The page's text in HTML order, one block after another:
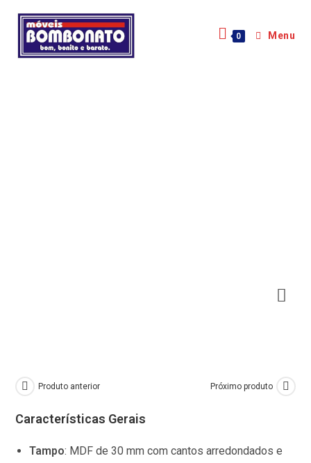
0 Menu
Produto anterior Próximo produto
Características Gerais
Tampo: MDF de 30 mm com cantos arredondados e